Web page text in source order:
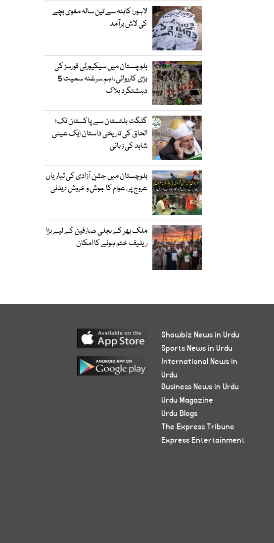
لاہور: کاہنہ سے تین سالہ مغوی بچے
کی لاش برآمد
بلوچستان میں سیکیورٹی فورسز کی
بڑی کارروائی، اہم سرغنہ سمیت 5
دہشتگرد ہلاک
گلگت بلتستان سے پاکستان تک؛
الحاق کی تاریخی داستان ایک عینی
شاہد کی زبانی
بلوچستان میں جشنِ آزادی کی تیاریاں
عروج پر، عوام کا جوش و خروش دیدنی
ملک بھر کے بجلی صارفین کے لیے بڑا
ریلیف ختم ہونے کا امکان
Showbiz News in Urdu
Sports News in Urdu
International News in
Urdu
Business News in Urdu
Urdu Magazine
Urdu Blogs
The Express Tribune
Express Entertainment